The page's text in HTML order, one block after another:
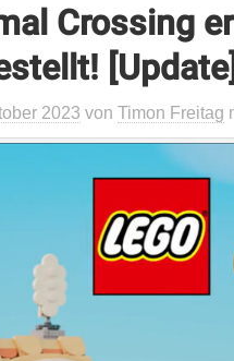
Crossing
[Update]
2023 von Timon Freitag